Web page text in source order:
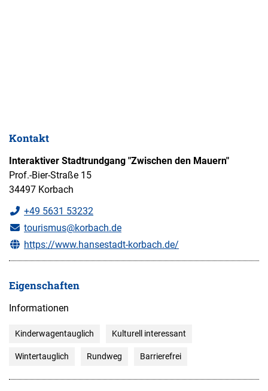
Kontakt
Interaktiver Stadtrundgang "Zwischen den Mauern"
Prof.-Bier-Straße 15
34497 Korbach
+49 5631 53232
tourismus@korbach.de
https://www.hansestadt-korbach.de/
Eigenschaften
Informationen
Kinderwagentauglich Kulturell interessant
Wintertauglich Rundweg Barrierefrei